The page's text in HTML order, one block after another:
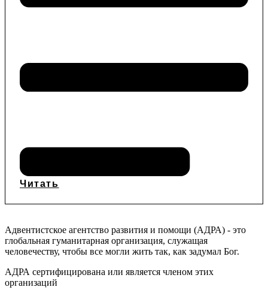
Читать
Адвентистское агентство развития и помощи (АДРА) - это
глобальная гуманитарная организация, служащая
человечеству, чтобы все могли жить так, как задумал Бог.
АДРА сертифицирована или является членом этих
организаций